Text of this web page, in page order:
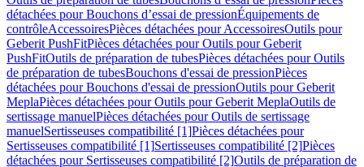
détachées pour Bouchons d’essai de pressionÉquipements de
contrôleAccessoiresPièces détachées pour AccessoiresOutils pour
Geberit PushFitPièces détachées pour Outils pour Geberit
PushFitOutils de préparation de tubesPièces détachées pour Outils
de préparation de tubesBouchons d'essai de pressionPièces
détachées pour Bouchons d'essai de pressionOutils pour Geberit
MeplaPièces détachées pour Outils pour Geberit MeplaOutils de
sertissage manuelPièces détachées pour Outils de sertissage
manuelSertisseuses compatibilité [1]Pièces détachées pour
Sertisseuses compatibilité [1]Sertisseuses compatibilité [2]Pièces
détachées pour Sertisseuses compatibilité [2]Outils de préparation de